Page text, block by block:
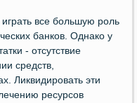
все большую роль
банков. Однако у
- отсутствие
средств,
Ликвидировать эти
ресурсов